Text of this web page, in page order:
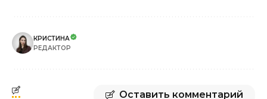
КРИСТИНА
РЕДАКТОР
Оставить комментарий